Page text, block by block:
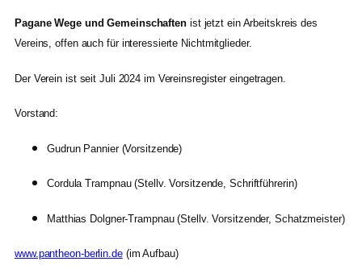
Pagane Wege und Gemeinschaften ist jetzt ein Arbeitskreis des
Vereins, offen auch für interessierte Nichtmitglieder.
Der Verein ist seit Juli 2024 im Vereinsregister eingetragen.
Vorstand:
Gudrun Pannier (Vorsitzende)
Cordula Trampnau (Stellv. Vorsitzende, Schriftführerin)
Matthias Dolgner-Trampnau (Stellv. Vorsitzender, Schatzmeister)
www.pantheon-berlin.de(im Aufbau)